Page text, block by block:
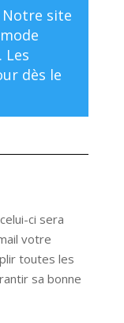
Notre site
dès le
ci sera
votre
toutes les
sa bonne